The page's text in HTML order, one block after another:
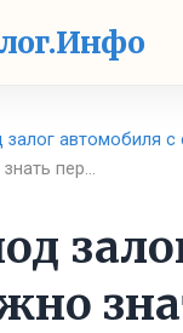
залог автомобиля
пер…